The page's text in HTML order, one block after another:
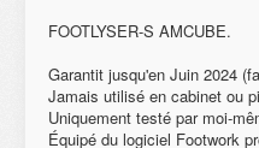
FOOTLYSER-S AMCUBE.
Garantit jusqu'en Juin 2024
Jamais utilisé en cabinet ou
Uniquement testé par moi-
Équipé du logiciel Footwork